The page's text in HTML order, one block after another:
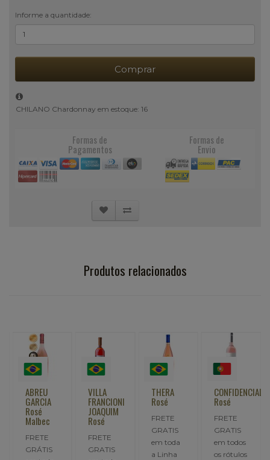
Informe a quantidade:
Comprar
CHILANO Chardonnay em estoque: 16
Formas de
Pagamentos
Formas de
Envio
Produtos relacionados
ABREU
GARCIA
Rosé
Malbec
FRETE
GRÁTIS
VILLA
FRANCIONI
JOAQUIM
Rosé
FRETE
GRATIS
THERA
Rosé
FRETE
GRATIS
em toda
a Linha
CONFIDENCIAL
Rosé
FRETE
GRATIS
em todos
os rótulos